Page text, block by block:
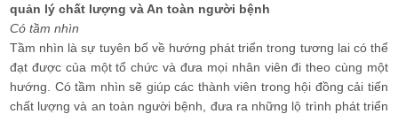
quản lý chất lượng và An toàn người bệnh
Có tầm nhìn
Tầm nhìn là sự tuyên bố về hướng phát triển trong tương lai có thể
đạt được của một tổ chức và đưa mọi nhân viên đi theo cùng một
hướng. Có tầm nhìn sẽ giúp các thành viên trong hội đồng cải tiến
chất lượng và an toàn người bệnh, đưa ra những lộ trình phát triển